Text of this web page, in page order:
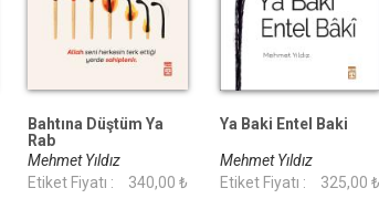
Bahtına Düştüm Ya
Rab
Mehmet Yıldız
Etiket Fiyatı :
340,00 ₺
Ya Baki Entel Baki
Mehmet Yıldız
Etiket Fiyatı :
325,00 ₺